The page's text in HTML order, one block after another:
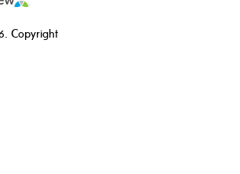
Copyright